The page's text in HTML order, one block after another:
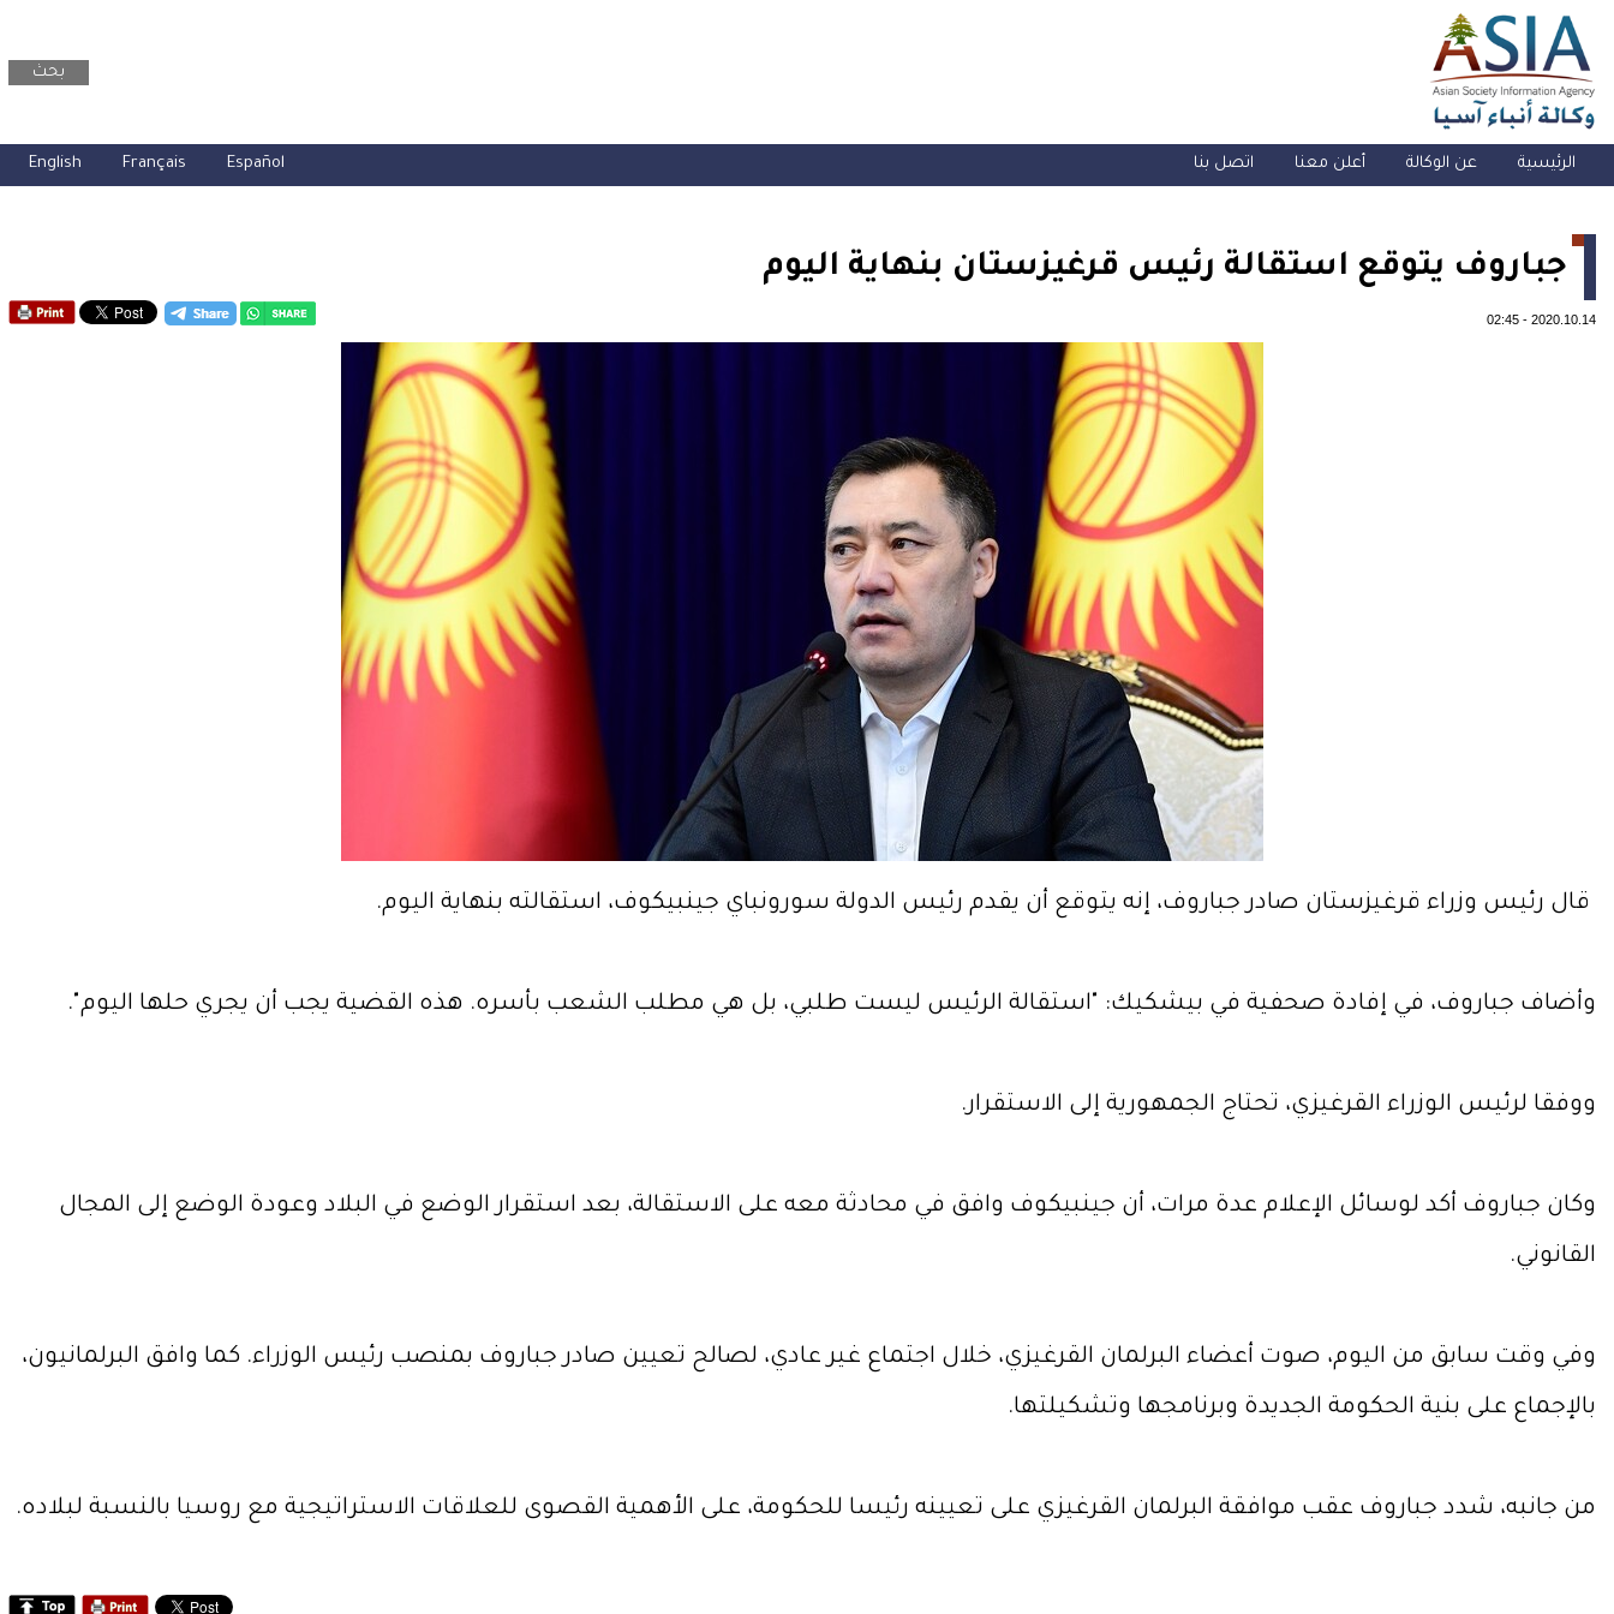
بحث
الرئيسية عن الوكالة أعلن معنا اتصل بنا English Français Español
جباروف يتوقع استقالة رئيس قرغيزستان بنهاية اليوم
2020.10.14
-
02:45
قال رئيس وزراء قرغيزستان صادر جباروف، إنه يتوقع أن يقدم رئيس الدولة سورونباي جينبيكوف، استقالته بنهاية اليوم.
وأضاف جباروف، في إفادة صحفية في بيشكيك: "استقالة الرئيس ليست طلبي، بل هي مطلب الشعب بأسره. هذه القضية يجب أن يجري حلها اليوم".
ووفقا لرئيس الوزراء القرغيزي، تحتاج الجمهورية إلى الاستقرار.
وكان جباروف أكد لوسائل الإعلام عدة مرات، أن جينبيكوف وافق في محادثة معه على الاستقالة، بعد استقرار الوضع في البلاد وعودة الوضع إلى المجال
القانوني.
وفي وقت سابق من اليوم، صوت أعضاء البرلمان القرغيزي، خلال اجتماع غير عادي، لصالح تعيين صادر جباروف بمنصب رئيس الوزراء. كما وافق البرلمانيون،
بالإجماع على بنية الحكومة الجديدة وبرنامجها وتشكيلتها.
من جانبه، شدد جباروف عقب موافقة البرلمان القرغيزي على تعيينه رئيسا للحكومة، على الأهمية القصوى للعلاقات الاستراتيجية مع روسيا بالنسبة لبلاده.